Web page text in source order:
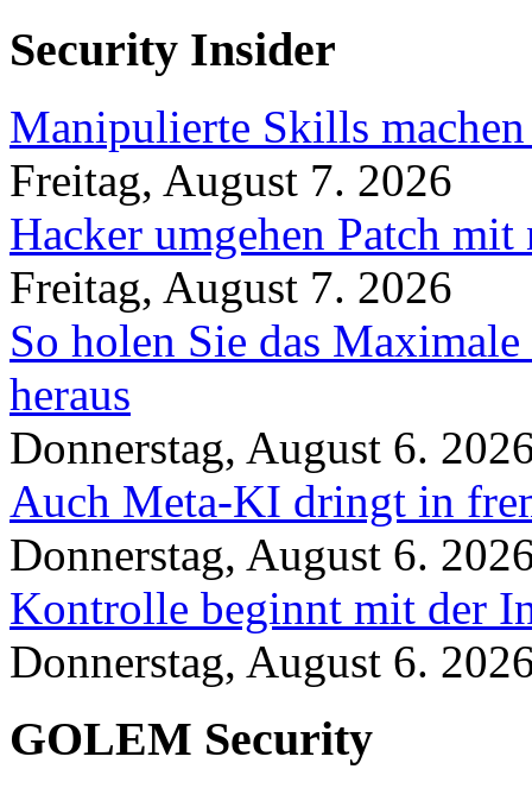
Security Insider
Manipulierte Skills
Freitag, August 7. 2026
Hacker umgehen Patch
Freitag, August 7. 2026
So holen Sie das
heraus
Donnerstag, August 6.
Auch Meta-KI dringt in
Donnerstag, August 6.
Kontrolle beginnt mit der
Donnerstag, August 6.
GOLEM Security